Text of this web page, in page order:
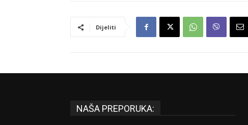
Dijeliti
NAŠA PREPORUKA: